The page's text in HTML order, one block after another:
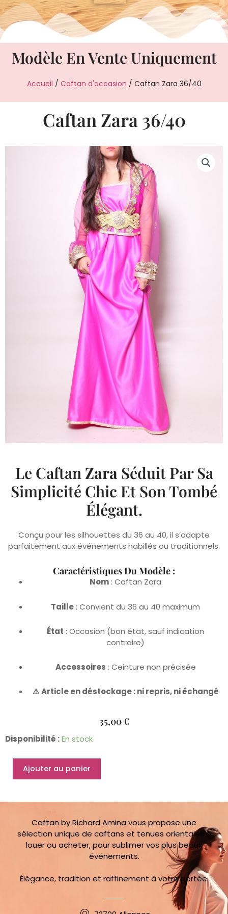
Modèle En Vente Uniquement
Accueil / Caftan d'occasion / Caftan Zara 36/40
Caftan Zara 36/40
Le Caftan Zara Séduit Par Sa
Simplicité Chic Et Son Tombé
Élégant.
Conçu pour les silhouettes du 36 au 40, il s’adapte
parfaitement aux événements habillés ou traditionnels.
Caractéristiques Du Modèle :
Nom : Caftan Zara
Taille : Convient du 36 au 40 maximum
État : Occasion (bon état, sauf indication
contraire)
Accessoires : Ceinture non précisée
⚠️ Article en déstockage : ni repris, ni échangé
35,00€
Disponibilité :En stock
quantité
Caftan
Ajouter au panier
Caftan by Richard Amina vous propose une
sélection unique de caftans et tenues orientales à
louer ou acheter, pour sublimer vos plus beaux
événements.
Élégance, tradition et raffinement à votre portée.